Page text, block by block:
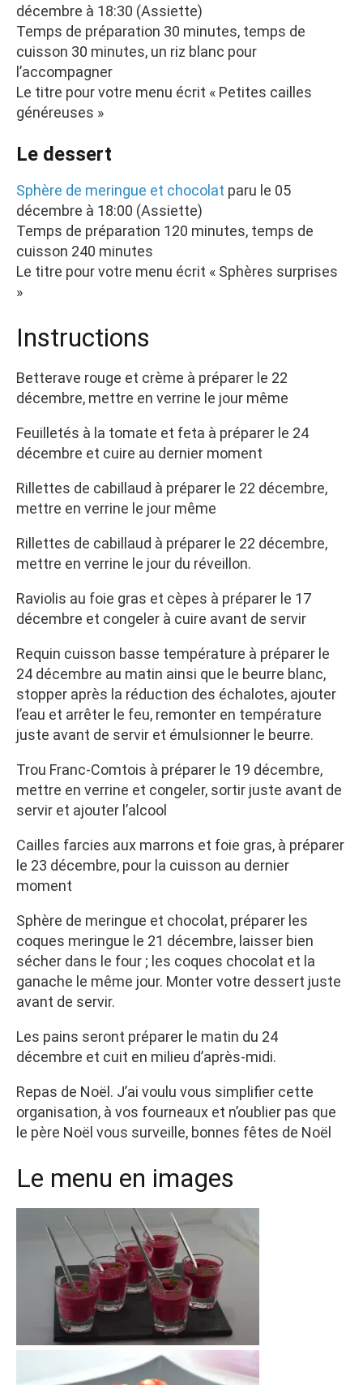
décembre à 18:30 (Assiette)
Temps de préparation 30 minutes, temps de
cuisson 30 minutes, un riz blanc pour
l’accompagner
Le titre pour votre menu écrit « Petites cailles
généreuses »
Le dessert
Sphère de meringue et chocolat paru le 05
décembre à 18:00 (Assiette)
Temps de préparation 120 minutes, temps de
cuisson 240 minutes
Le titre pour votre menu écrit « Sphères surprises
»
Instructions
Betterave rouge et crème à préparer le 22
décembre, mettre en verrine le jour même
Feuilletés à la tomate et feta à préparer le 24
décembre et cuire au dernier moment
Rillettes de cabillaud à préparer le 22 décembre,
mettre en verrine le jour même
Rillettes de cabillaud à préparer le 22 décembre,
mettre en verrine le jour du réveillon.
Raviolis au foie gras et cèpes à préparer le 17
décembre et congeler à cuire avant de servir
Requin cuisson basse température à préparer le
24 décembre au matin ainsi que le beurre blanc,
stopper après la réduction des échalotes, ajouter
l’eau et arrêter le feu, remonter en température
juste avant de servir et émulsionner le beurre.
Trou Franc-Comtois à préparer le 19 décembre,
mettre en verrine et congeler, sortir juste avant de
servir et ajouter l’alcool
Cailles farcies aux marrons et foie gras, à préparer
le 23 décembre, pour la cuisson au dernier
moment
Sphère de meringue et chocolat, préparer les
coques meringue le 21 décembre, laisser bien
sécher dans le four ; les coques chocolat et la
ganache le même jour. Monter votre dessert juste
avant de servir.
Les pains seront préparer le matin du 24
décembre et cuit en milieu d’après-midi.
Repas de Noël. J’ai voulu vous simplifier cette
organisation, à vos fourneaux et n’oublier pas que
le père Noël vous surveille, bonnes fêtes de Noël
Le menu en images